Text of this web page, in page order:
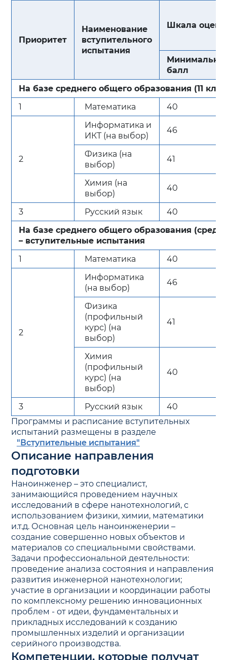
Приоритет
Наименование
вступительного
испытания
Шкала
балл
На базе среднего общего образования (11
1
Математика 40
2
Информатика и
ИКТ (на выбор)
46
Физика (на
выбор)
41
Химия (на
выбор)
40
3 Русский язык
40
На базе среднего общего образования
– вступительные испытания
1
Математика 40
2
Информатика
(на выбор)
46
Физика
(профильный
курс) (на
выбор)
41
Химия
(профильный
курс) (на
выбор)
40
3 Русский язык
40
Программы и расписание вступительных
испытаний размещены в разделе
"Вступительные испытания"
Описание направления
подготовки
Наноинженер – это специалист,
занимающийся проведением научных
исследований в сфере нанотехнологий, с
использованием физики, химии, математики
и.т.д. Основная цель наноинженерии –
создание совершенно новых объектов и
материалов со специальными свойствами.
Задачи профессиональной деятельности:
проведение анализа состояния и направления
развития инженерной нанотехнологии;
участие в организации и координации работы
по комплексному решению инновационных
проблем - от идеи, фундаментальных и
прикладных исследований к созданию
промышленных изделий и организации
серийного производства.
Компетенции, которые получат